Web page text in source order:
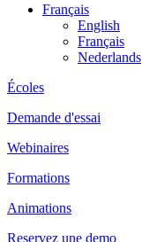
Français
English
Français
Nederlands
Écoles
Demande d'essai
Webinaires
Formations
Animations
Reservez une demo